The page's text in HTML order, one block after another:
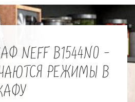
NEFF B1544N0 -
РЕЖИМЫ В